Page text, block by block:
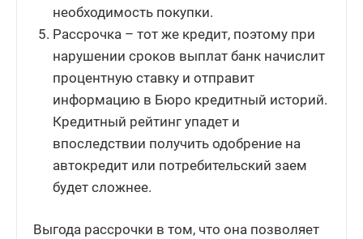
необходимость покупки.
Рассрочка – тот же кредит, поэтому при
нарушении сроков выплат банк начислит
процентную ставку и отправит
информацию в Бюро кредитный историй.
Кредитный рейтинг упадет и
впоследствии получить одобрение на
автокредит или потребительский заем
будет сложнее.
Выгода рассрочки в том, что она позволяет